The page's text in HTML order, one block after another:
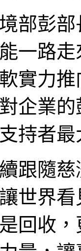
部彭
一路
實力
企業
持者
跟隨
世界
回收